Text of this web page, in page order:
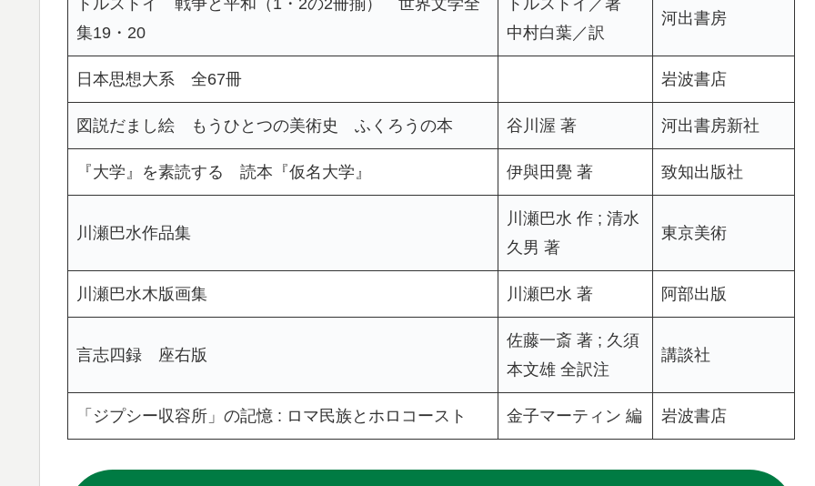
トルストイ 戦争と平和（1・2の2冊揃） 世界文学全
集19・20
トルストイ／著
中村白葉／訳
河出書房
日本思想大系 全67冊 岩波書店
図説だまし絵 もうひとつの美術史 ふくろうの本 谷川渥 著 河出書房新社
『大学』を素読する 読本『仮名大学』 伊與田覺 著 致知出版社
川瀬巴水作品集
川瀬巴水 作 ; 清水
久男 著
東京美術
川瀬巴水木版画集 川瀬巴水 著 阿部出版
言志四録 座右版
佐藤一斎 著 ; 久須
本文雄 全訳注
講談社
「ジプシー収容所」の記憶 : ロマ民族とホロコースト 金子マーティン 編 岩波書店